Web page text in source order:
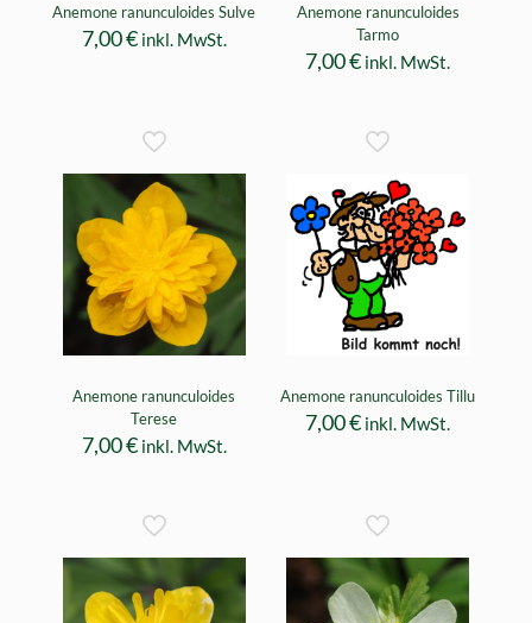
Anemone ranunculoides Sulve
7,00€ inkl. MwSt.
Anemone ranunculoides
Tarmo
7,00€ inkl. MwSt.
Anemone ranunculoides
Terese
7,00€ inkl. MwSt.
Anemone ranunculoides Tillu
7,00€ inkl. MwSt.